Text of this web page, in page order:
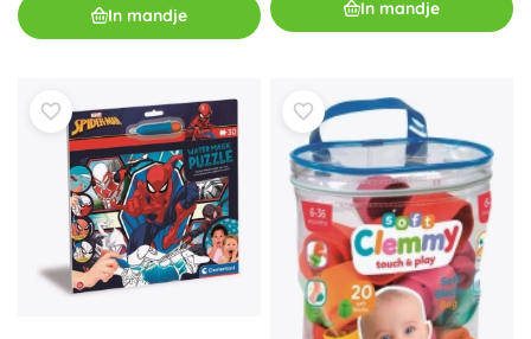
In mandje In mandje